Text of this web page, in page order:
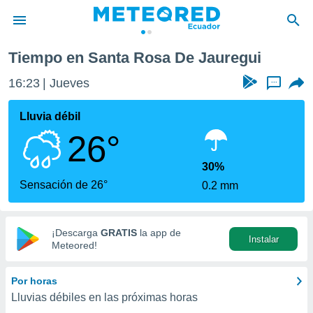
de
ha
para
que se
calidad.
a este
las
y
digital
basada
Tiempo en Santa Rosa De Jauregui
16:23 Jueves ...
Lluvia débil
26°
Sensación de 26°
30%
0.2 mm
¡Descarga GRATIS la app de
Meteored!
Instalar
Por horas
Lluvias débiles en las próximas horas